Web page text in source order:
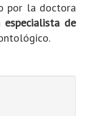
por la doctora
especialista de